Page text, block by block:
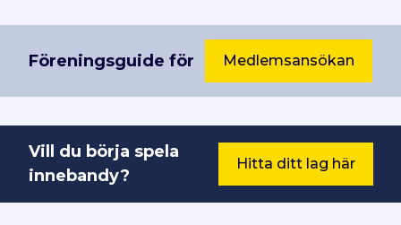
Föreningsguide för Medlemsansökan
Vill du börja spela
innebandy?
Hitta ditt lag här